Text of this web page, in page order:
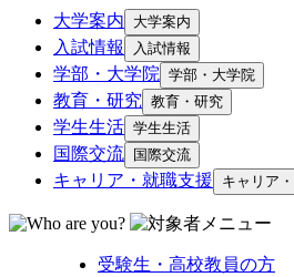
大学案内 大学案内
入試情報 入試情報
学部・大学院 学部・大学院
教育・研究 教育・研究
学生生活 学生生活
国際交流 国際交流
キャリア・就職支援 キャリア
受験生・高校教員の方